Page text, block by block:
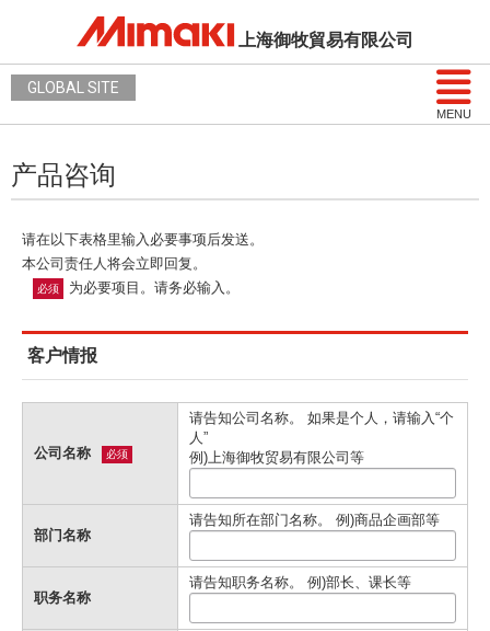
上海御牧貿易有限公司
MENU
GLOBAL SITE
产品咨询
请在以下表格里输入必要事项后发送。
本公司责任人将会立即回复。
必须 为必要项目。请务必输入。
客户情报
公司名称 必须
请告知公司名称。 如果是个人，请输入“个
人”
例)上海御牧贸易有限公司等
部门名称
请告知所在部门名称。 例)商品企画部等
职务名称
请告知职务名称。 例)部长、课长等